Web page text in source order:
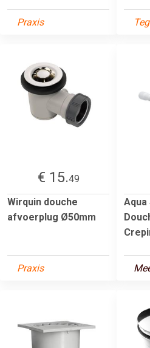
Praxis
€ 15.49
Wirquin douche
afvoerplug Ø50mm
Praxis
Aqua